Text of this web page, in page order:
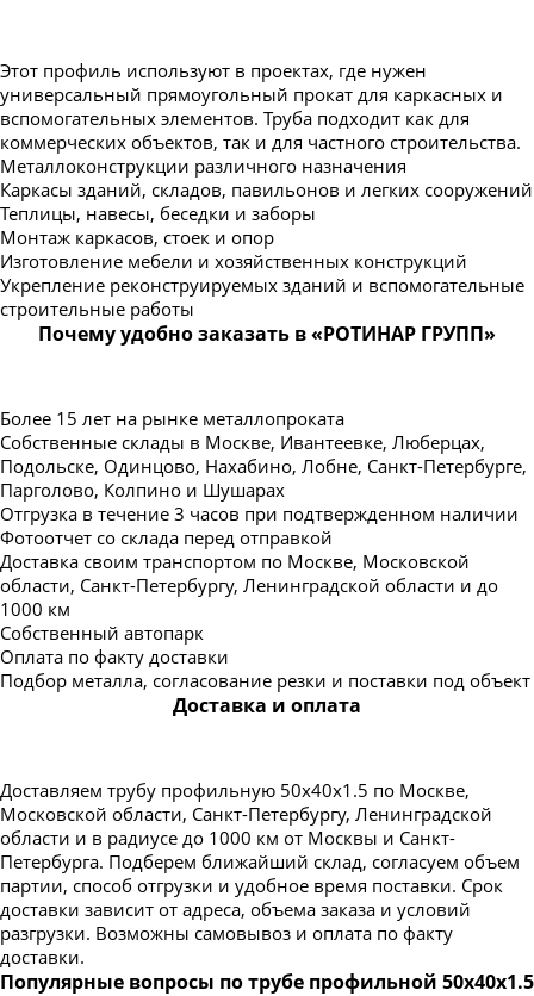
Этот профиль используют в проектах, где нужен
универсальный прямоугольный прокат для каркасных и
вспомогательных элементов. Труба подходит как для
коммерческих объектов, так и для частного строительства.
Металлоконструкции различного назначения
Каркасы зданий, складов, павильонов и легких сооружений
Теплицы, навесы, беседки и заборы
Монтаж каркасов, стоек и опор
Изготовление мебели и хозяйственных конструкций
Укрепление реконструируемых зданий и вспомогательные
строительные работы
Почему удобно заказать в «РОТИНАР ГРУПП»
Более 15 лет на рынке металлопроката
Собственные склады в Москве, Ивантеевке, Люберцах,
Подольске, Одинцово, Нахабино, Лобне, Санкт-Петербурге,
Парголово, Колпино и Шушарах
Отгрузка в течение 3 часов при подтвержденном наличии
Фотоотчет со склада перед отправкой
Доставка своим транспортом по Москве, Московской
области, Санкт-Петербургу, Ленинградской области и до
1000 км
Собственный автопарк
Оплата по факту доставки
Подбор металла, согласование резки и поставки под объект
Доставка и оплата
Доставляем трубу профильную 50х40х1.5 по Москве,
Московской области, Санкт-Петербургу, Ленинградской
области и в радиусе до 1000 км от Москвы и Санкт-
Петербурга. Подберем ближайший склад, согласуем объем
партии, способ отгрузки и удобное время поставки. Срок
доставки зависит от адреса, объема заказа и условий
разгрузки. Возможны самовывоз и оплата по факту
доставки.
Популярные вопросы по трубе профильной 50х40х1.5